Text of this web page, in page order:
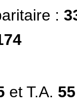
:
et T.A.